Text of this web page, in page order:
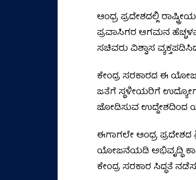
ಆಂಧ್ರ ಪ್ರದೇಶದಲ್ಲಿ
ಪ್ರವಾಸಿಗರ ಆಗಮನ
ಸಚಿವರು ವಿಶ್ವಾಸ
ಕೇಂದ್ರ ಸರಕಾರದ ಈ
ಜತೆಗೆ ಸ್ಥಳೀಯರಿಗೆ
ಜೋಡಿಸುವ ಉದ್ದೇಶದಿಂದ
ಈಗಾಗಲೇ ಆಂಧ್ರ ಪ್ರದೇಶದ
ಯೋಜನೆಯಡಿ ಅಭಿವೃದ್ಧಿ
ಕೇಂದ್ರ ಸರಕಾರ ಸಿದ್ಧತೆ